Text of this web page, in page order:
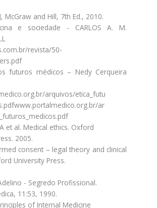
McGraw and Hill, 7th Ed., 2010.
e sociedade - CARLOS A. M.
revista/50-
futuros médicos – Nedy Cerqueira
arquivos/etica_futu
ar
et al. Medical ethics. Oxford
2005.
consent – legal theory and clinical
University Press.
- Segredo Profissional.
11:53, 1990.
of Internal Medicine